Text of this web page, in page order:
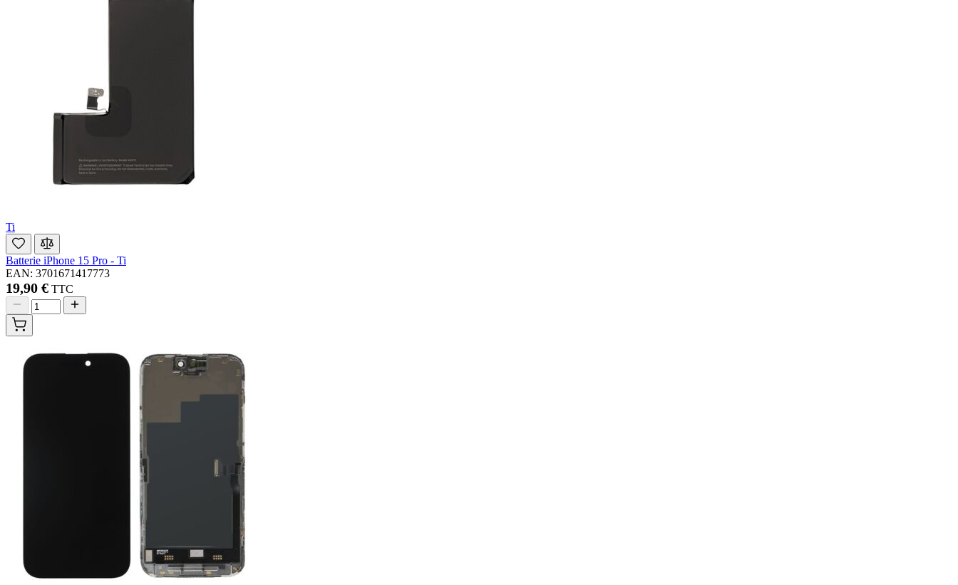
Ti
Batterie iPhone 15 Pro - Ti
EAN: 3701671417773
19,90 € TTC